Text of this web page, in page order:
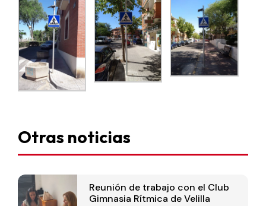
Otras noticias
Reunión de trabajo con el Club
Gimnasia Rítmica de Velilla